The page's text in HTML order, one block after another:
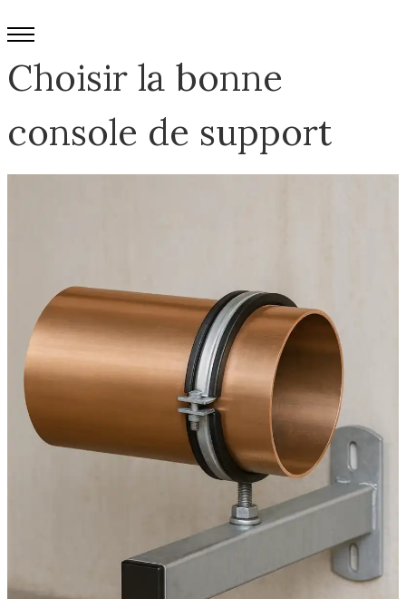
Choisir la bonne
console de support